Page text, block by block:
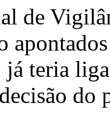
de
teria
do